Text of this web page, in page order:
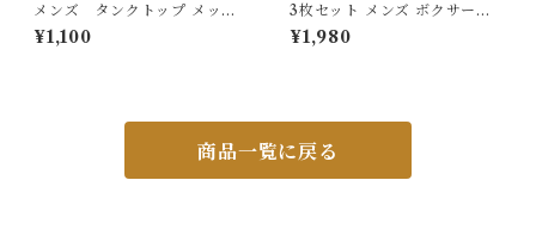
メンズ タンクトップ メッシ
ュ 通気性 無地 インナー パジ
ャマ 部屋着抗菌防臭 夏 紳士
¥1,100
3枚セット メンズ ボクサーパ
ンツ 綿混 下着 前閉じ ストレ
スフリー 綿たっぷり 男性用 無
ンツ 綿 コットン グレー L~4X
ク【水沐良品】
¥1,980
商品一覧に戻る